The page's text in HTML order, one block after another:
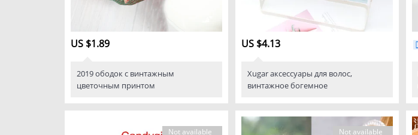
US $1.89
2019 ободок с винтажным
цветочным принтом
US $4.13
Xugar аксессуары для волос,
винтажное богемное
Not available Not available